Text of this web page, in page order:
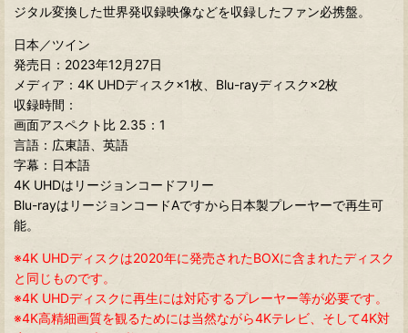
ジタル変換した世界発収録映像などを収録したファン必携盤。
日本／ツイン
発売日：2023年12月27日
メディア：4K UHDディスク×1枚、Blu-rayディスク×2枚
収録時間：
画面アスペクト比 2.35：1
言語：広東語、英語
字幕：日本語
4K UHDはリージョンコードフリー
Blu-rayはリージョンコードAですから日本製プレーヤーで再生可
能。
※4K UHDディスクは2020年に発売されたBOXに含まれたディスク
と同じものです。
※4K UHDディスクに再生には対応するプレーヤー等が必要です。
※4K高精細画質を観るためには当然ながら4Kテレビ、そして4K対